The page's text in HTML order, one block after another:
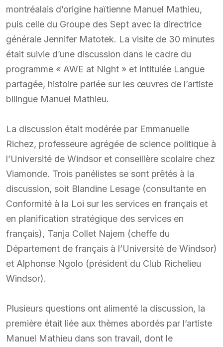
montréalais d’origine haïtienne Manuel Mathieu,
puis celle du Groupe des Sept avec la directrice
générale Jennifer Matotek. La visite de 30 minutes
était suivie d’une discussion dans le cadre du
programme « AWE at Night » et intitulée Langue
partagée, histoire parlée sur les œuvres de l’artiste
bilingue Manuel Mathieu.
La discussion était modérée par Emmanuelle
Richez, professeure agrégée de science politique à
l’Université de Windsor et conseillère scolaire chez
Viamonde. Trois panélistes se sont prêtés à la
discussion, soit Blandine Lesage (consultante en
Conformité à la Loi sur les services en français et
en planification stratégique des services en
français), Tanja Collet Najem (cheffe du
Département de français à l’Université de Windsor)
et Alphonse Ngolo (président du Club Richelieu
Windsor).
Plusieurs questions ont alimenté la discussion, la
première était liée aux thèmes abordés par l’artiste
Manuel Mathieu dans son travail, dont le